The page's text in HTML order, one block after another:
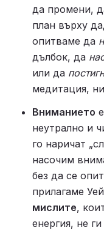
да промени,
план върху
опитваме да
дълбок, да
или да
медитация,
Вниманието
неутрално и
го наричат
насочим
без да се
прилагаме
мислите,
енергия, не